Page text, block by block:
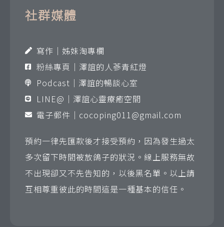
社群媒體
寫作｜姊妹淘專欄
粉絲專頁｜澤誼的人蔘青紅燈
Podcast｜澤誼的暢談心室
LINE@｜澤誼心靈療癒空間
電子郵件｜ cocoping011@gmail.com
預約一律先匯款後才接受預約，因為發生過太
多次留下時間被放鴿子的狀況。線上服務無故
不出現卻又不先告知的，以後黑名單。以上請
互相尊重彼此的時間這是一種基本的信任。